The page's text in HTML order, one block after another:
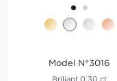
Model N°3016
Briljant 0.30 ct